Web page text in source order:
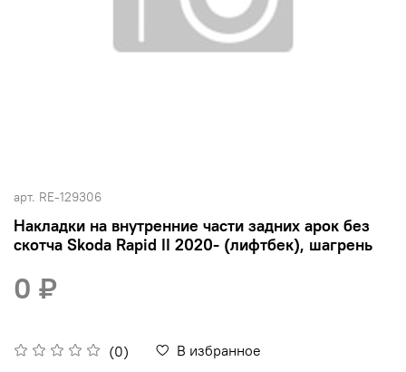
арт. RE-129306
Накладки на внутренние части задних арок без
скотча Skoda Rapid II 2020- (лифтбек), шагрень
(0) В избранное
0 ₽